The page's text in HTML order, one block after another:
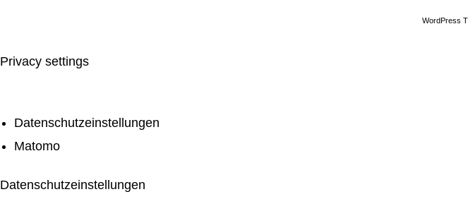
WordPress
Privacy settings
Datenschutzeinstellungen
Matomo
Datenschutzeinstellungen